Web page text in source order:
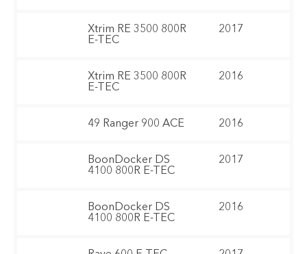
Xtrim RE 3500 800R
E-TEC
2017
Xtrim RE 3500 800R
E-TEC
2016
49 Ranger 900 ACE 2016
BoonDocker DS
4100 800R E-TEC
2017
BoonDocker DS
4100 800R E-TEC
2016